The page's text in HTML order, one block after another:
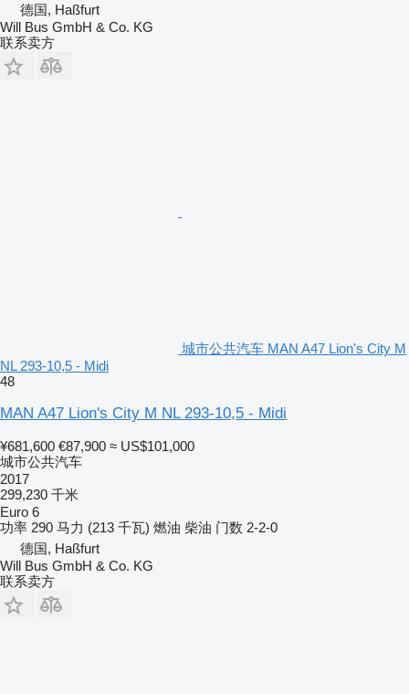
德国, Haßfurt
Will Bus GmbH & Co. KG
联系卖方
城市公共汽车 MAN A47 Lion's City M
NL 293-10,5 - Midi
48
MAN A47 Lion's City M NL 293-10,5 - Midi
¥681,600 €87,900 ≈ US$101,000
城市公共汽车
2017
299,230 千米
Euro 6
功率 290 马力 (213 千瓦) 燃油 柴油 门数 2-2-0
德国, Haßfurt
Will Bus GmbH & Co. KG
联系卖方